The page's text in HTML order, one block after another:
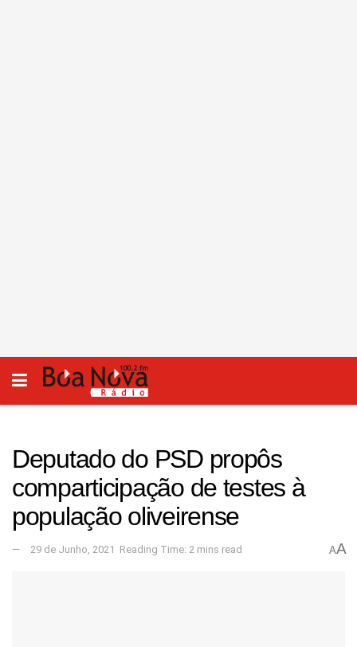
Deputado do PSD propôs
comparticipação de testes à
população oliveirense
29 de Junho, 2021 Reading Time: 2 mins read AA